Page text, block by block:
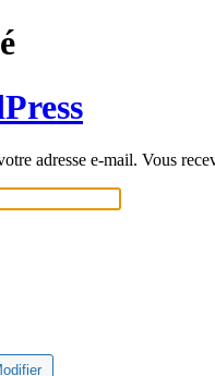
adresse e-mail. Vous